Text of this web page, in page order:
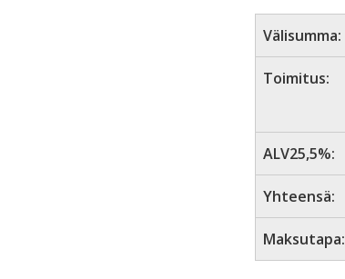
Välisumma:
Toimitus:
ALV25,5%:
Yhteensä:
Maksutapa: